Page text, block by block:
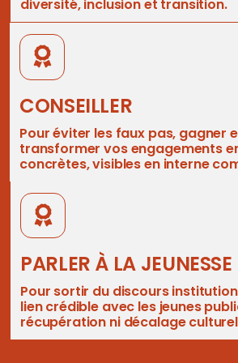
diversité, inclusion et transition.
CONSEILLER
Pour éviter les faux pas, gagner
transformer vos engagements
concrètes, visibles en interne
PARLER À LA JEUNESSE
Pour sortir du discours
lien crédible avec les jeunes
récupération ni décalage